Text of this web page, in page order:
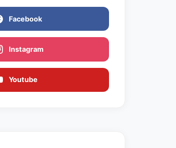
Facebook
Instagram
Youtube